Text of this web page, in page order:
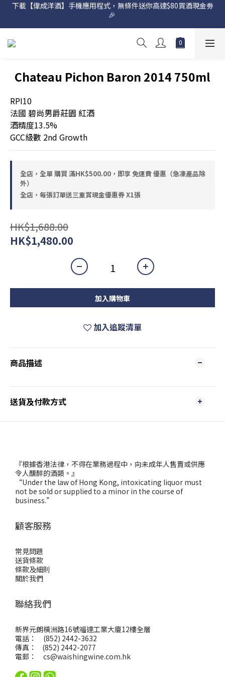
網店購滿 $500 即享免費送貨服務📦
🎉
Chateau Pichon Baron 2014 750ml
RPI10
法國 碧尚男爵莊園 紅酒
酒精度13.5%
GCC級數 2nd Growth
全店，全單 購買 滿HK$500.00，即享 免運費 優惠（急凍產品除
外）
全店，每張訂單送三重賞現金優惠券 X1張
HK$1,688.00
HK$1,480.00
加入購物車
加入追蹤清單
商品描述
送貨及付款方式
『根據香港法律，不得在業務過程中，向未成年人售賣或供應
令人醺醉的酒類。』
“Under the law of Hong Kong, intoxicating liquor must
not be sold or supplied to a minor in the course of
business.”
顧客服務
常見問題
送貨條款
條款及細則
關於我們
聯絡我們
新界元朗橫洲路16號福達工業大廈12樓全層
電話： (852) 2442-3632
傳真： (852) 2442-2077
電郵： cs@waishingwine.com.hk